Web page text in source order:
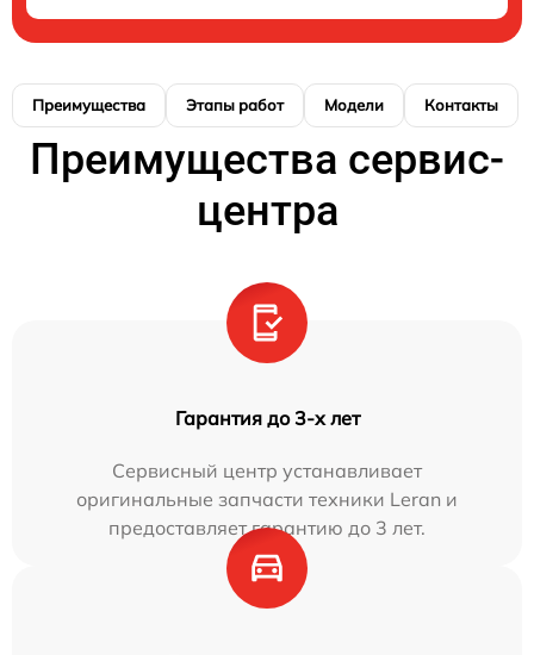
Преимущества Этапы работ Модели Контакты
Преимущества сервис-
центра
Гарантия до 3-х лет
Сервисный центр устанавливает
оригинальные запчасти техники Leran и
предоставляет гарантию до 3 лет.